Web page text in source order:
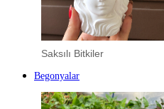
Saksılı Bitkiler
Begonyalar